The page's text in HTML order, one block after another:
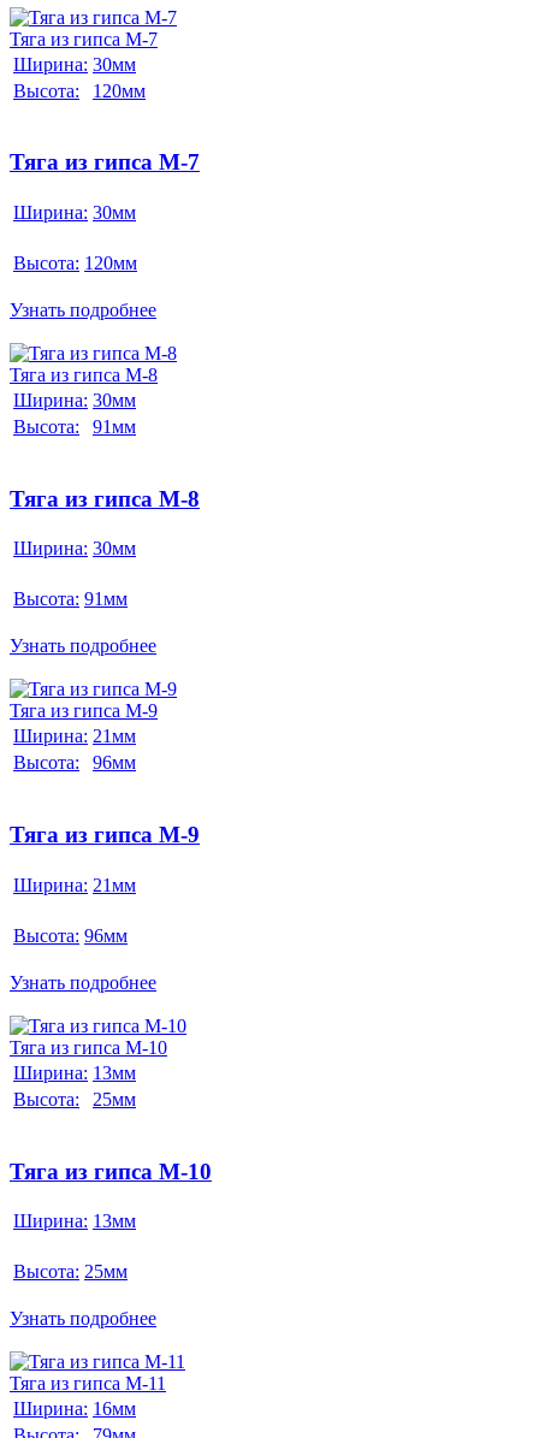
Тяга из гипса М-7
Ширина: 30мм
Высота:
120мм
Тяга из гипса М-7
Ширина: 30мм
Высота: 120мм
Узнать подробнее
Тяга из гипса М-8
Ширина: 30мм
Высота:
91мм
Тяга из гипса М-8
Ширина: 30мм
Высота: 91мм
Узнать подробнее
Тяга из гипса М-9
Ширина: 21мм
Высота:
96мм
Тяга из гипса М-9
Ширина: 21мм
Высота: 96мм
Узнать подробнее
Тяга из гипса М-10
Ширина: 13мм
Высота:
25мм
Тяга из гипса М-10
Ширина: 13мм
Высота: 25мм
Узнать подробнее
Тяга из гипса М-11
Ширина: 16мм